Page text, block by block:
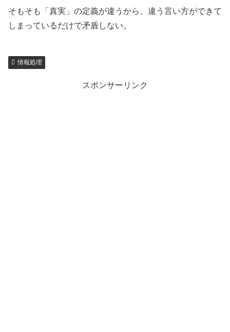
そもそも「真実」の定義が違うから、違う言い方ができて
しまっているだけで矛盾しない。
情報処理
スポンサーリンク